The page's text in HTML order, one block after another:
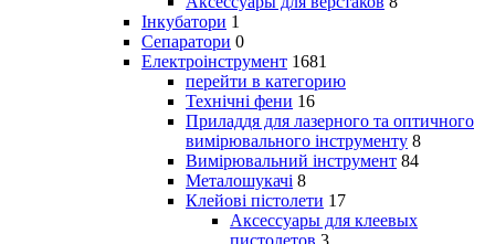
Інкубатори 1
Сепаратори 0
Електроінструмент 1681
перейти в категорию
Технічні фени 16
Приладдя для лазерного та оптичного
вимірювального інструменту 8
Вимірювальний інструмент 84
Металошукачі 8
Клейові пістолети 17
Аксессуары для клеевых
пистолетов 3